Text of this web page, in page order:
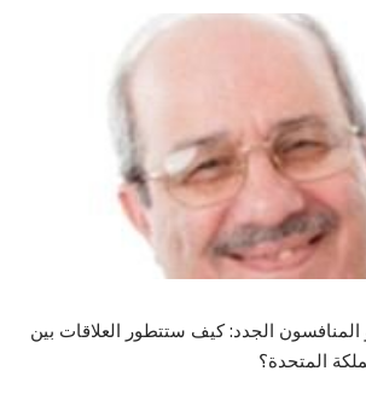
المنافسون الجدد: كيف ستتطور العلاقات بين
المتحدة؟